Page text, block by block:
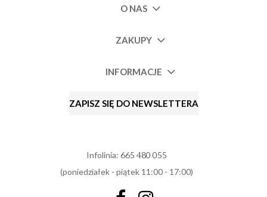
O NAS
ZAKUPY
INFORMACJE
ZAPISZ SIĘ DO NEWSLETTERA
Infolinia: 665 480 055
(poniedziałek - piątek 11:00 - 17:00)